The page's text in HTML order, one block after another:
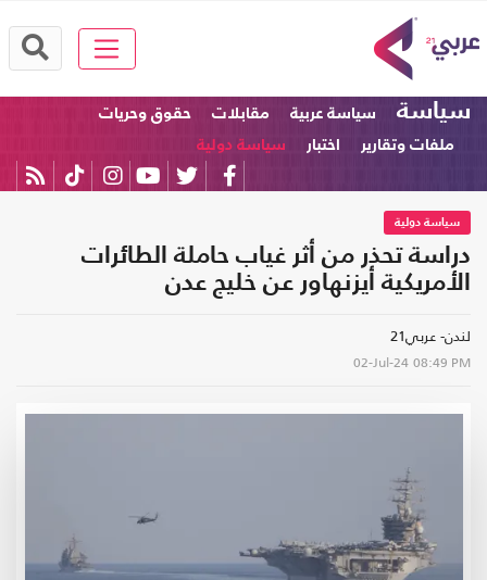
سياسة سياسة عربية مقابلات
حقوق وحريات
ملفات وتقارير
اختبار سياسة دولية
سياسة دولية
دراسة تحذر من أثر غياب حاملة الطائرات
الأمريكية أيزنهاور عن خليج عدن
لندن- عربي21
02-Jul-24 08:49 PM